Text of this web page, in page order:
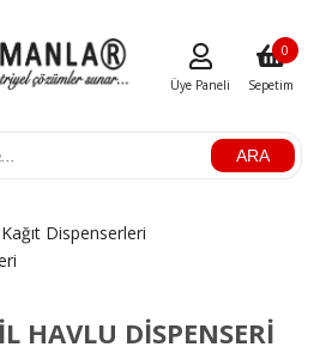
ARA
Üye Paneli Sepetim
0
Kağıt Dispenserleri
HAVLU DİSPENSERİ